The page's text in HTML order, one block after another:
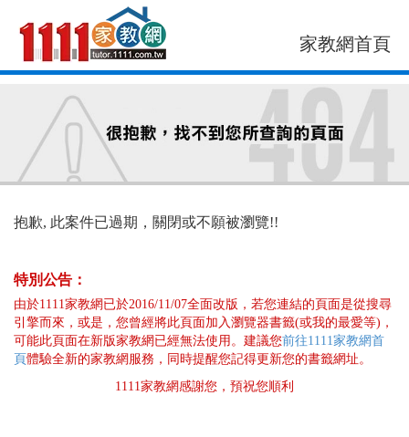
家教網首頁
找老師
找案件
抱歉, 此案件已過期，關閉或不願被瀏覽!!
特別公告：
由於1111家教網已於2016/11/07全面改版，若您連結的頁面是從搜尋
引擎而來，或是，您曾經將此頁面加入瀏覽器書籤(或我的最愛等)，
可能此頁面在新版家教網已經無法使用。建議您前往1111家教網首
頁體驗全新的家教網服務，同時提醒您記得更新您的書籤網址。
1111家教網感謝您，預祝您順利